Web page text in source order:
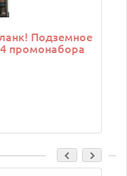
Подземное
промонабора